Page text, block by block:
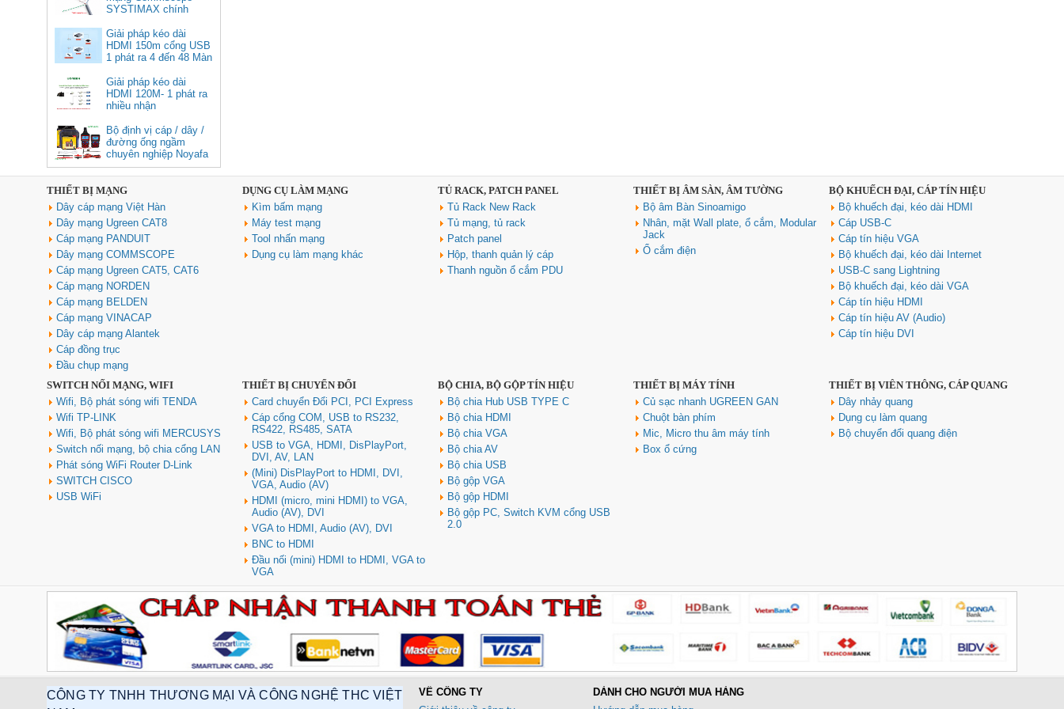
Displayport 1.4 độ phân giải
cao cấp
Giá: 350,000 VNĐ
Cáp âm thanh 2x1.5 chống
nhiễu chống cháy ALANTEK
301-FRS015-E01P-3SG5 cao cấp
Giá: Liên hệ
Hub USB Type C Groovy Robot
Uno 6 in 1 ra USB-C, USB-A 3.2,
HDMI 4K@60Hz, Sạc PD 100W
Ugreen 35998
Giá: 650,000 VNĐ
Hub USB Type-C 6 in 1 HDMI
4K@60Hz, Hub USB 3.0, Lan,
PD 100W Ugreen 45000 cao cấp
Giá: 650,000 VNĐ
SYSTIMAX chính
Giải pháp kéo dài
HDMI 150m cổng USB
1 phát ra 4 đến 48 Màn
Giải pháp kéo dài
HDMI 120M- 1 phát ra
nhiều nhận
Bộ định vị cáp / dây /
đường ống ngầm
chuyên nghiệp Noyafa
NF-826
THIẾT BỊ MẠNG
Dây cáp mạng Việt Hàn
Dây mạng Ugreen CAT8
Cáp mạng PANDUIT
Dây mạng COMMSCOPE
Cáp mạng Ugreen CAT5, CAT6
Cáp mạng NORDEN
Cáp mạng BELDEN
Cáp mạng VINACAP
Dây cáp mạng Alantek
Cáp đồng trục
Đầu chụp mạng
DỤNG CỤ LÀM MẠNG
Kìm bấm mạng
Máy test mạng
Tool nhấn mạng
Dụng cụ làm mạng khác
TỦ RACK, PATCH PANEL
Tủ Rack New Rack
Tủ mạng, tủ rack
Patch panel
Hộp, thanh quản lý cáp
Thanh nguồn ổ cắm PDU
THIẾT BỊ ÂM SÀN, ÂM TƯỜNG
Bộ âm Bàn Sinoamigo
Nhân, mặt Wall plate, ổ cắm, Modular
Jack
Ổ cắm điện
BỘ KHUẾCH ĐẠI, CÁP TÍN HIỆU
Bộ khuếch đại, kéo dài HDMI
Cáp USB-C
Cáp tín hiệu VGA
Bộ khuếch đại, kéo dài Internet
USB-C sang Lightning
Bộ khuếch đại, kéo dài VGA
Cáp tín hiệu HDMI
Cáp tín hiệu AV (Audio)
Cáp tín hiệu DVI
SWITCH NỐI MẠNG, WIFI
Wifi, Bộ phát sóng wifi TENDA
Wifi TP-LINK
Wifi, Bộ phát sóng wifi MERCUSYS
Switch nối mạng, bộ chia cổng LAN
Phát sóng WiFi Router D-Link
SWITCH CISCO
USB WiFi
THIẾT BỊ CHUYỂN ĐỔI
Card chuyển Đổi PCI, PCI Express
Cáp cổng COM, USB to RS232,
RS422, RS485, SATA
USB to VGA, HDMI, DisPlayPort,
DVI, AV, LAN
(Mini) DisPlayPort to HDMI, DVI,
VGA, Audio (AV)
HDMI (micro, mini HDMI) to VGA,
Audio (AV), DVI
VGA to HDMI, Audio (AV), DVI
BNC to HDMI
Đầu nối (mini) HDMI to HDMI, VGA to
VGA
BỘ CHIA, BỘ GỘP TÍN HIỆU
Bộ chia Hub USB TYPE C
Bộ chia HDMI
Bộ chia VGA
Bộ chia AV
Bộ chia USB
Bộ gộp VGA
Bộ gộp HDMI
Bộ gộp PC, Switch KVM cổng USB
2.0
THIẾT BỊ MÁY TÍNH
Củ sạc nhanh UGREEN GAN
Chuột bàn phím
Mic, Micro thu âm máy tính
Box ổ cứng
THIẾT BỊ VIỄN THÔNG, CÁP QUANG
Dây nhảy quang
Dụng cụ làm quang
Bộ chuyển đổi quang điện
CÔNG TY TNHH THƯƠNG MẠI VÀ CÔNG NGHỆ THC VIỆT
VỀ CÔNG TY
DÀNH CHO NGƯỜI MUA HÀNG